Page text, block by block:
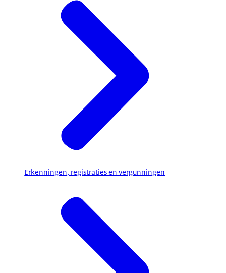
Erkenningen, registraties en vergunningen